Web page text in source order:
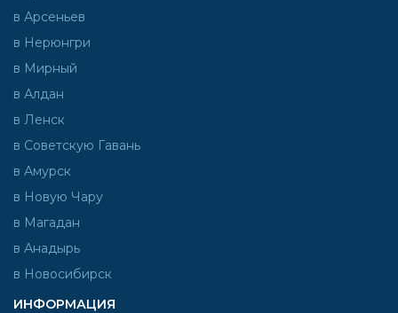
в Арсеньев
в Нерюнгри
в Мирный
в Алдан
в Ленск
в Советскую Гавань
в Амурск
в Новую Чару
в Магадан
в Анадырь
в Новосибирск
ИНФОРМАЦИЯ